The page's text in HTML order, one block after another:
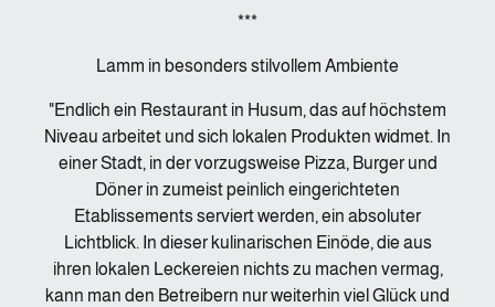
***
Lamm in besonders stilvollem Ambiente
"Endlich ein Restaurant in Husum, das auf höchstem
Niveau arbeitet und sich lokalen Produkten widmet. In
einer Stadt, in der vorzugsweise Pizza, Burger und
Döner in zumeist peinlich eingerichteten
Etablissements serviert werden, ein absoluter
Lichtblick. In dieser kulinarischen Einöde, die aus
ihren lokalen Leckereien nichts zu machen vermag,
kann man den Betreibern nur weiterhin viel Glück und